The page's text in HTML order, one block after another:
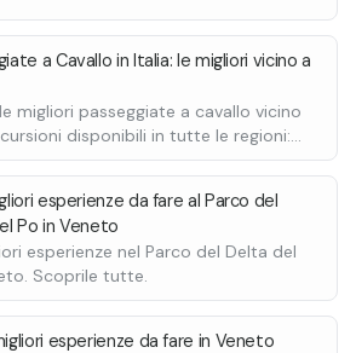
solo da marzo a
pranzo
la collina tra Gargnano
luoghi storici e
del Garda
incluso il pranzo
Il pranzo viene
/ 13:00, è quindi
chiuse e pantaloni lunghi.
a Cavallo in Italia: le migliori vicino a
migliori passeggiate a cavallo vicino
disponibili in tutte le regioni:
Piemonte, Veneto, Toscana,
Sardegna...
esperienze da fare al Parco del
Po in Veneto
esperienze nel Parco del Delta del
Scoprile tutte.
esperienze da fare in Veneto